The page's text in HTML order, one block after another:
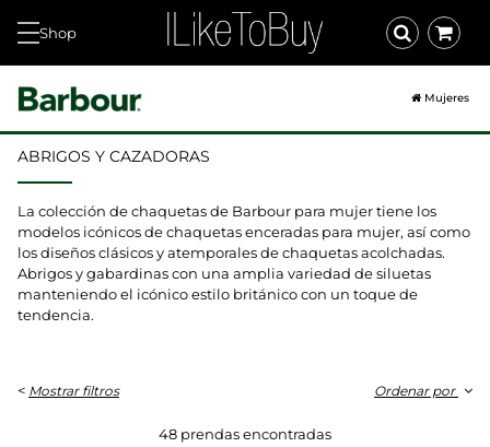
Shop
Mujeres
ABRIGOS Y CAZADORAS
La colección de chaquetas de Barbour para mujer tiene los
modelos icónicos de chaquetas enceradas para mujer, así como
los diseños clásicos y atemporales de chaquetas acolchadas.
Abrigos y gabardinas con una amplia variedad de siluetas
manteniendo el icónico estilo británico con un toque de
tendencia.
48 prendas encontradas
Ordenar por
< Mostrar filtros